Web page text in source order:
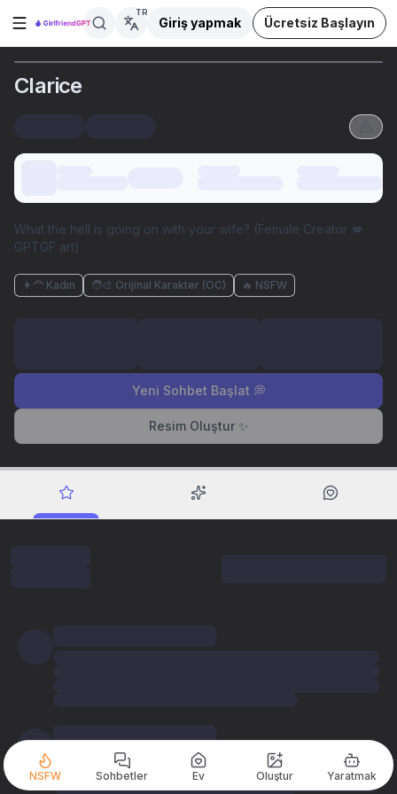
Kenar çubuğunu aç
TR
Giriş yapmak Ücretsiz Başlayın
Clarice
What the hell is going on with your wife? (Female Creator 💋
GPTGF art)
👩‍🦰 Kadın 🧑‍🎨 Orijinal Karakter (OC) 🔥 NSFW
Yeni Sohbet Başlat 💭
Resim Oluştur ✨
NSFW Sohbetler Ev Oluştur Yaratmak